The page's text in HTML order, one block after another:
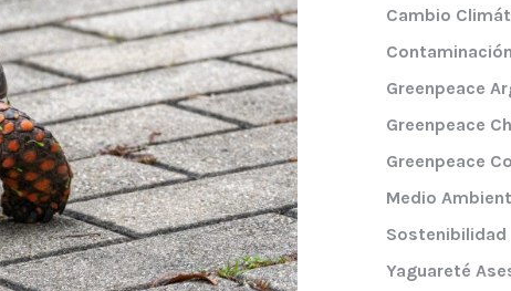
Cambio
Greenpeace
Greenpeace
Greenpeace
Medio
Sostenibilidad
Yaguareté